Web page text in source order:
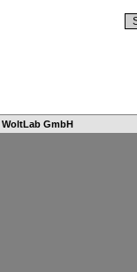
WoltLab GmbH